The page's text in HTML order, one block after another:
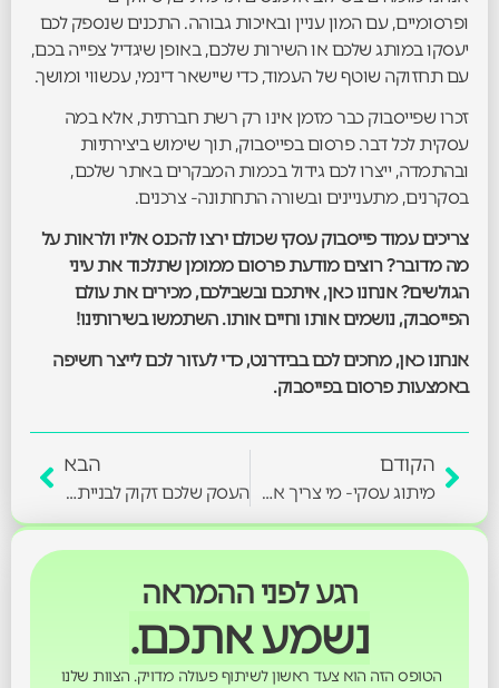
ופרסומיים, עם המון עניין ובאיכות גבוהה. התכנים שנספק לכם
יעסקו במותג שלכם או השירות שלכם, באופן שיגדיל צפייה בכם,
עם תחזוקה שוטף של העמוד, כדי שיישאר דינמי, עכשווי ומושך.
זכרו שפייסבוק כבר מזמן אינו רק רשת חברתית, אלא במה
עסקית לכל דבר. פרסום בפייסבוק, תוך שימוש ביצירתיות
ובהתמדה, ייצרו לכם גידול בכמות המבקרים באתר שלכם,
בסקרנים, מתעניינים ובשורה התחתונה- צרכנים.
צריכים עמוד פייסבוק עסקי שכולם ירצו להכנס אליו ולראות על
מה מדובר? רוצים מודעת פרסום ממומן שתלכוד את עיני
הגולשים? אנחנו כאן, איתכם ובשבילכם, מכירים את עולם
הפייסבוק, נושמים אותו וחיים אותו. השתמשו בשירותינו!
אנחנו כאן, מחכים לכם בבידרנט, כדי לעזור לכם לייצר חשיפה
באמצעות פרסום בפייסבוק.
הקודם
מיתוג עסקי- מי צריך את זה בכלל?
הבא
העסק שלכם זקוק לבניית אתרים מקצועית
רגע לפני ההמראה
נשמע אתכם.
הטופס הזה הוא צעד ראשון לשיתוף פעולה מדויק. הצוות שלנו